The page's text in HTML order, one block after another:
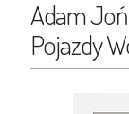
Adam
Pojazdy